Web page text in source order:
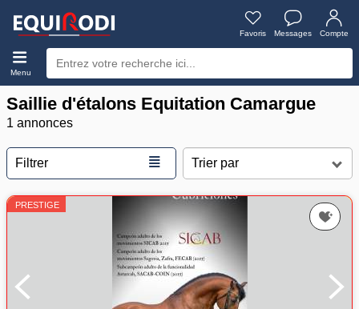
Favoris Messages Compte
Menu
Saillie d'étalons Equitation Camargue
1 annonces
Filtrer ≣
PRESTIGE